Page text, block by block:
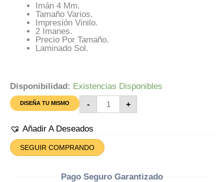
Imán 4 Mm.
Tamaño Varios.
Impresión Vinilo.
2 Imanes.
Precio Por Tamaño.
Laminado Sol.
Disponibilidad: Existencias Disponibles
-
Imanes
Coche
+
DISEÑA TU MISMO
Añadir A Deseados
SEGUIR COMPRANDO
Pago Seguro Garantizado